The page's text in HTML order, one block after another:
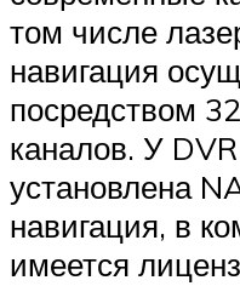
том числе
навигация
посредством
каналов. У
установлена
навигация, в
имеется